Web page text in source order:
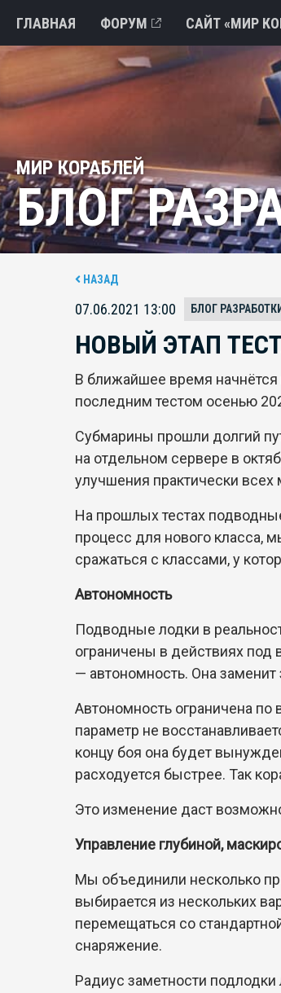
ГЛАВНАЯ ФОРУМ САЙТ «МИР
МИР КОРАБЛЕЙ
БЛОГ
НАЗАД
07.06.2021 13:00 БЛОГ РАЗРАБОТКИ
НОВЫЙ ЭТАП
В ближайшее время
последним тестом осенью
Субмарины прошли долгий
на отдельном сервере в
улучшения практически всех
На прошлых тестах
процесс для нового класса,
сражаться с классами, у
Автономность
Подводные лодки в
ограничены в действиях
— автономность. Она заменит
Автономность ограничена
параметр не
концу боя она будет
расходуется быстрее. Так
Это изменение даст
Управление глубиной,
Мы объединили несколько
выбирается из нескольких
перемещаться со
снаряжение.
Радиус заметности